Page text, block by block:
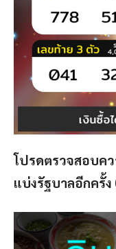
โปรดตรวจสอบค
แบ่งรัฐบาลอีกครั้ง